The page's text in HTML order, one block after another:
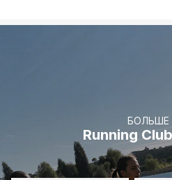
БОЛЬШЕ
Running